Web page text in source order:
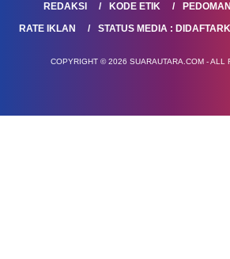
REDAKSI KODE ETIK
RATE IKLAN
STATUS MEDIA :
COPYRIGHT © 2026 SUARAUTARA.COM - ALL